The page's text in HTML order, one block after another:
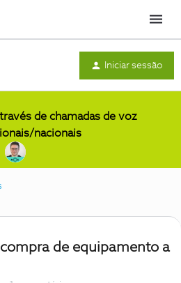
Menu
Iniciar sessão
de chamadas de voz
nacionais
de equipamento a